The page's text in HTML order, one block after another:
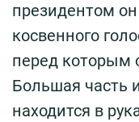
президентом
косвенного
перед которым
Большая часть
находится в